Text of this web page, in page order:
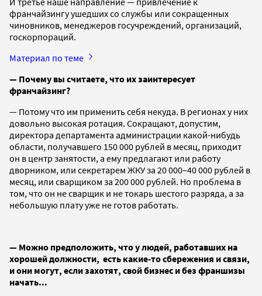
франчайзингу ушедших со службы или сокращенных
чиновников, менеджеров госучреждений, организаций,
госкорпораций.
Материал по теме
— Почему вы считаете, что их заинтересует
франчайзинг?
— Потому что им применить себя некуда. В регионах у них
довольно высокая ротация. Сокращают, допустим,
директора департамента администрации какой-нибудь
области, получавшего 150 000 рублей в месяц, приходит
он в центр занятости, а ему предлагают или работу
дворником, или секретарем ЖКУ за 20 000–40 000 рублей в
месяц, или сварщиком за 200 000 рублей. Но проблема в
том, что он не сварщик и не токарь шестого разряда, а за
небольшую плату уже не готов работать.
— Можно предположить, что у людей, работавших на
хорошей должности, есть какие-то сбережения и связи,
и они могут, если захотят, свой бизнес и без франшизы
начать...